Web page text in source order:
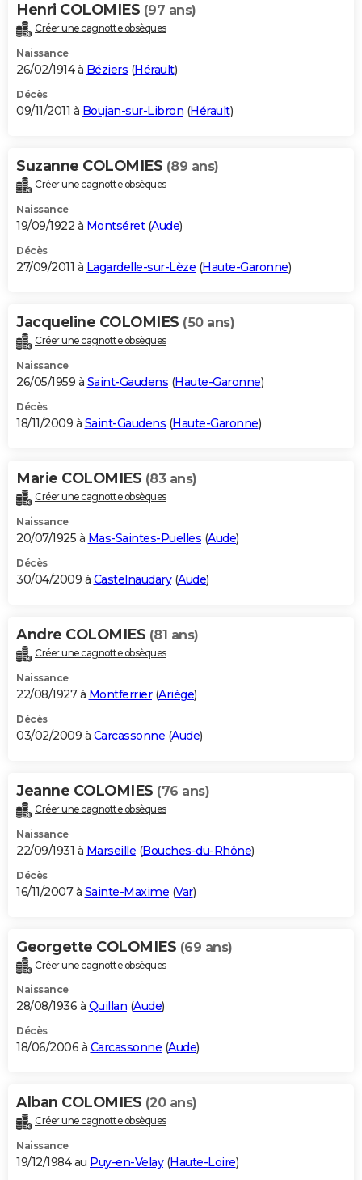
Henri COLOMIES (97 ans)
Créer une cagnotte obsèques
Naissance
26/02/1914 à Béziers (Hérault)
Décès
09/11/2011 à Boujan-sur-Libron (Hérault)
Suzanne COLOMIES (89 ans)
Créer une cagnotte obsèques
Naissance
19/09/1922 à Montséret(Aude)
Décès
27/09/2011 à Lagardelle-sur-Lèze (Haute-Garonne)
Jacqueline COLOMIES (50 ans)
Créer une cagnotte obsèques
Naissance
26/05/1959 à Saint-Gaudens (Haute-Garonne)
Décès
18/11/2009 à Saint-Gaudens (Haute-Garonne)
Marie COLOMIES (83 ans)
Créer une cagnotte obsèques
Naissance
20/07/1925 à Mas-Saintes-Puelles (Aude)
Décès
30/04/2009 à Castelnaudary(Aude)
Andre COLOMIES (81 ans)
Créer une cagnotte obsèques
Naissance
22/08/1927 à Montferrier(Ariège)
Décès
03/02/2009 à Carcassonne (Aude)
Jeanne COLOMIES (76 ans)
Créer une cagnotte obsèques
Naissance
22/09/1931 à Marseille (Bouches-du-Rhône)
Décès
16/11/2007 à Sainte-Maxime (Var)
Georgette COLOMIES (69 ans)
Créer une cagnotte obsèques
Naissance
28/08/1936 à Quillan (Aude)
Décès
18/06/2006 à Carcassonne (Aude)
Alban COLOMIES (20 ans)
Créer une cagnotte obsèques
Naissance
19/12/1984 au Puy-en-Velay(Haute-Loire)